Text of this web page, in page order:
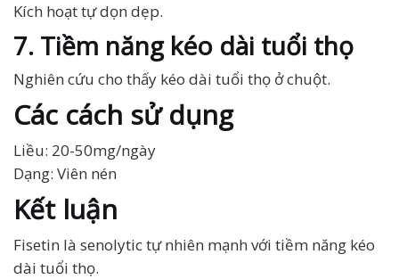
Kích hoạt tự dọn dẹp.
7. Tiềm năng kéo dài tuổi thọ
Nghiên cứu cho thấy kéo dài tuổi thọ ở chuột.
Các cách sử dụng
Liều: 20-50mg/ngày
Dạng: Viên nén
Kết luận
Fisetin là senolytic tự nhiên mạnh với tiềm năng kéo
dài tuổi thọ.